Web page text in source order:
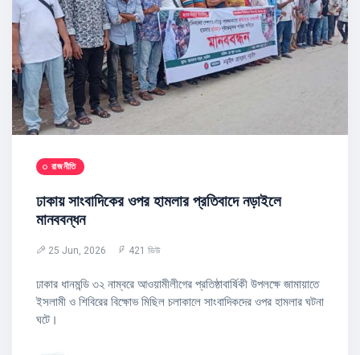
রাজনীতি
ঢাকায় সাংবাদিকের ওপর হামলার প্রতিবাদে নড়াইলে
মানববন্ধন
25 Jun, 2026 421 ভিউ
ঢাকার ধানমন্ডি ৩২ নাম্বরে আওয়ামীলীগের প্রতিষ্ঠাবার্ষিকী উপলক্ষে জামায়াতে
ইসলামী ও শিবিরের বিক্ষোভ মিছিল চলাকালে সাংবাদিকদের ওপর হামলার ঘটনা
ঘটে।